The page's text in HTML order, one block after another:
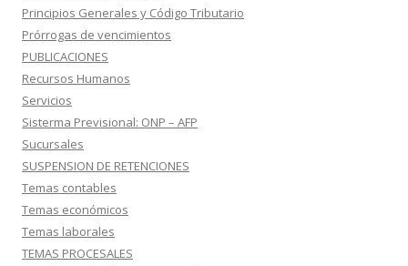
Principios Generales y Código Tributario
Prórrogas de vencimientos
PUBLICACIONES
Recursos Humanos
Servicios
Sisterma Previsional: ONP – AFP
Sucursales
SUSPENSION DE RETENCIONES
Temas contables
Temas económicos
Temas laborales
TEMAS PROCESALES